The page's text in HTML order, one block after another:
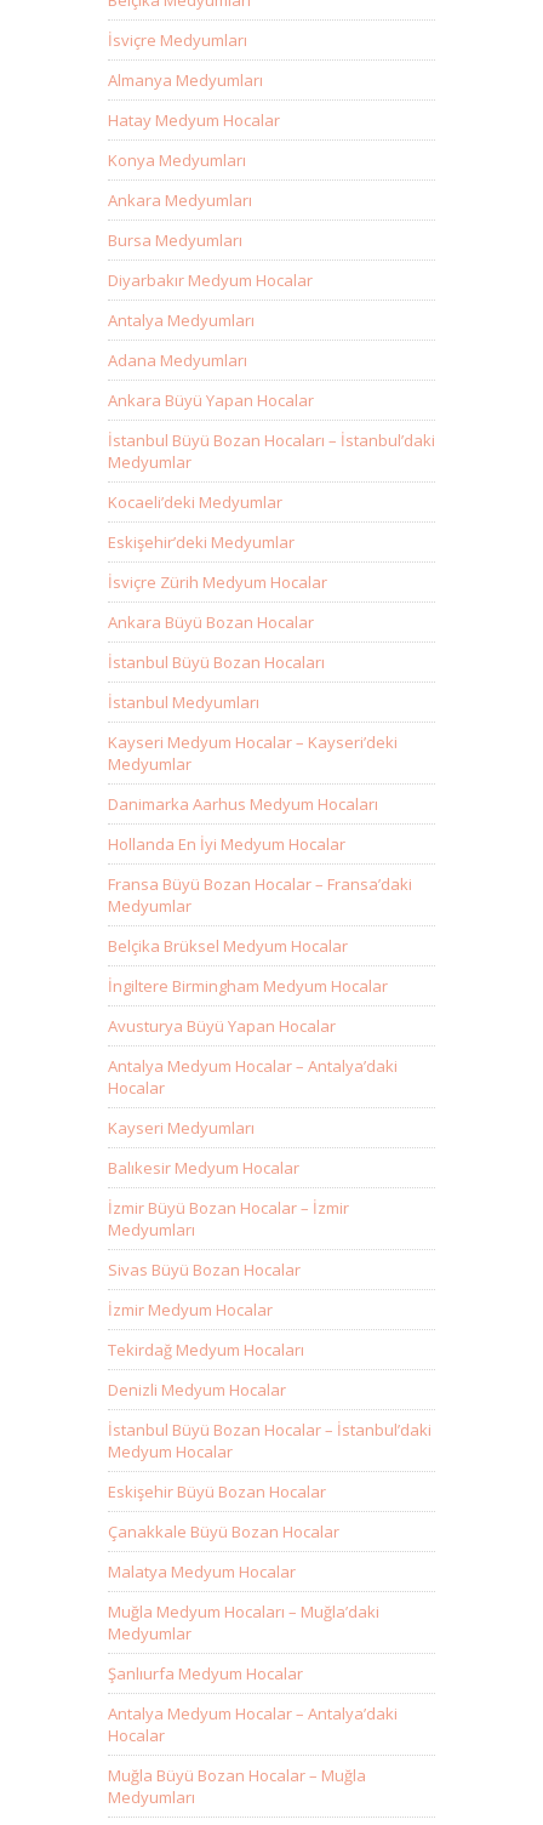
İsviçre Medyumları
Almanya Medyumları
Hatay Medyum Hocalar
Konya Medyumları
Ankara Medyumları
Bursa Medyumları
Diyarbakır Medyum Hocalar
Antalya Medyumları
Adana Medyumları
Ankara Büyü Yapan Hocalar
İstanbul Büyü Bozan Hocaları – İstanbul’daki
Medyumlar
Kocaeli’deki Medyumlar
Eskişehir’deki Medyumlar
İsviçre Zürih Medyum Hocalar
Ankara Büyü Bozan Hocalar
İstanbul Büyü Bozan Hocaları
İstanbul Medyumları
Kayseri Medyum Hocalar – Kayseri’deki
Medyumlar
Danimarka Aarhus Medyum Hocaları
Hollanda En İyi Medyum Hocalar
Fransa Büyü Bozan Hocalar – Fransa’daki
Medyumlar
Belçika Brüksel Medyum Hocalar
İngiltere Birmingham Medyum Hocalar
Avusturya Büyü Yapan Hocalar
Antalya Medyum Hocalar – Antalya’daki
Hocalar
Kayseri Medyumları
Balıkesir Medyum Hocalar
İzmir Büyü Bozan Hocalar – İzmir
Medyumları
Sivas Büyü Bozan Hocalar
İzmir Medyum Hocalar
Tekirdağ Medyum Hocaları
Denizli Medyum Hocalar
İstanbul Büyü Bozan Hocalar – İstanbul’daki
Medyum Hocalar
Eskişehir Büyü Bozan Hocalar
Çanakkale Büyü Bozan Hocalar
Malatya Medyum Hocalar
Muğla Medyum Hocaları – Muğla’daki
Medyumlar
Şanlıurfa Medyum Hocalar
Antalya Medyum Hocalar – Antalya’daki
Hocalar
Muğla Büyü Bozan Hocalar – Muğla
Medyumları